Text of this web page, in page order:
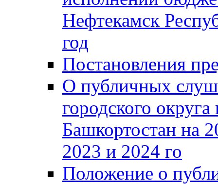
Нефтекамск
год
Постановления
О публичных
городского
Башкортостан на
2023 и 2024 го
Положение о